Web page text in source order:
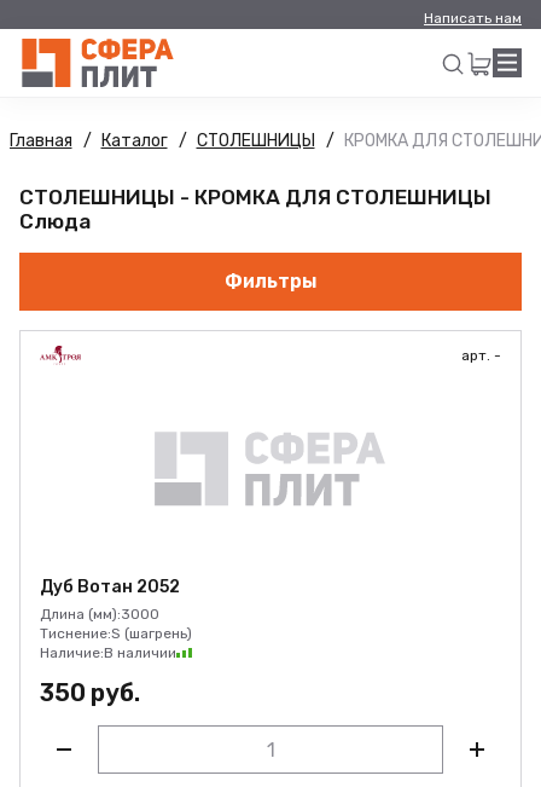
Написать нам
Искать
Главная Каталог СТОЛЕШНИЦЫ КРОМКА ДЛЯ
СТОЛЕШНИЦЫ - КРОМКА ДЛЯ СТОЛЕШНИЦЫ
Слюда
Фильтры
арт. -
Дуб Вотан 2052
Длина (мм):3000
Тиснение:S (шагрень)
Наличие:В наличии
350 руб.